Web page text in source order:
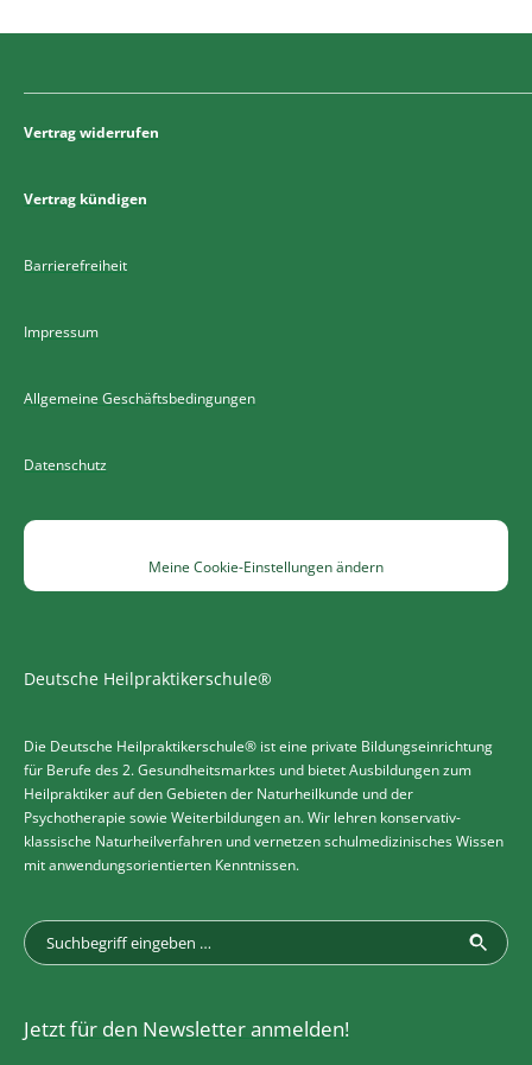
Vertrag widerrufen
Vertrag kündigen
Barrierefreiheit
Impressum
Allgemeine Geschäftsbedingungen
Datenschutz
Meine Cookie-Einstellungen ändern
Deutsche Heilpraktikerschule®
Die Deutsche Heilpraktikerschule® ist eine private Bildungseinrichtung
für Berufe des 2. Gesundheitsmarktes und bietet Ausbildungen zum
Heilpraktiker auf den Gebieten der Naturheilkunde und der
Psychotherapie sowie Weiterbildungen an. Wir lehren konservativ-
klassische Naturheilverfahren und vernetzen schulmedizinisches Wissen
mit anwendungsorientierten Kenntnissen.
Jetzt für den Newsletter anmelden!